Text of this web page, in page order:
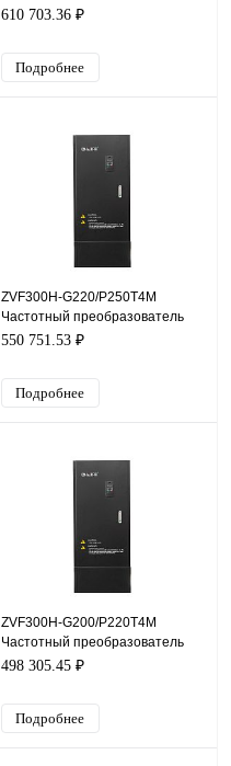
ZVF300H, 380В, 250кВт, 470А
610 703.36 ₽
Подробнее
ZVF300H-G220/P250T4M
Частотный преобразователь
ZVF300H, 380В, 220кВт, 420А
550 751.53 ₽
Подробнее
ZVF300H-G200/P220T4M
Частотный преобразователь
ZVF300H, 380В, 200кВт, 380А
498 305.45 ₽
Подробнее